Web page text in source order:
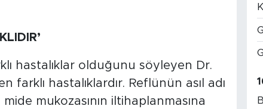
hastalıklar olduğunu söyleyen Dr.
hastalıklardır. Reflünün asıl adı
mukozasının iltihaplanmasına